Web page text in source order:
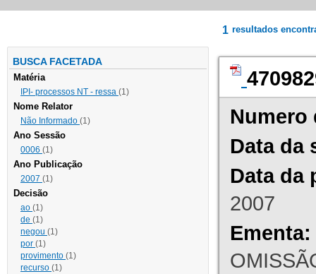
BUSCA FACETADA
Matéria
IPI- processos NT - ressa (1)
Nome Relator
Não Informado (1)
Ano Sessão
0006 (1)
Ano Publicação
2007 (1)
Decisão
ao (1)
de (1)
negou (1)
por (1)
provimento (1)
recurso (1)
1 resultados
Numero
Data da
Data da
2007
Ementa: